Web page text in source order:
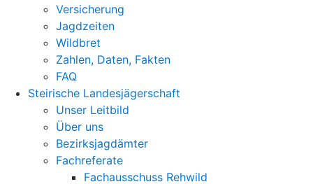
Versicherung
Jagdzeiten
Wildbret
Zahlen, Daten, Fakten
FAQ
Steirische Landesjägerschaft
Unser Leitbild
Über uns
Bezirksjagdämter
Fachreferate
Fachausschuss Rehwild